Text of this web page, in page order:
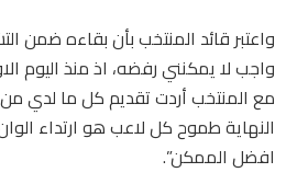
واعتبر قائد المنتخب بأن بقاءه ضمن
واجب لا يمكنني رفضه، اذ منذ اليوم
مع المنتخب أردت تقديم كل ما لدي
النهاية طموح كل لاعب هو ارتداء
افضل الممكن”.